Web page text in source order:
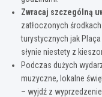
Zwracaj szczególną
zatłoczonych
turystycznych jak
słynie niestety z
Podczas dużych
muzyczne, lokalne
– wyjdź z